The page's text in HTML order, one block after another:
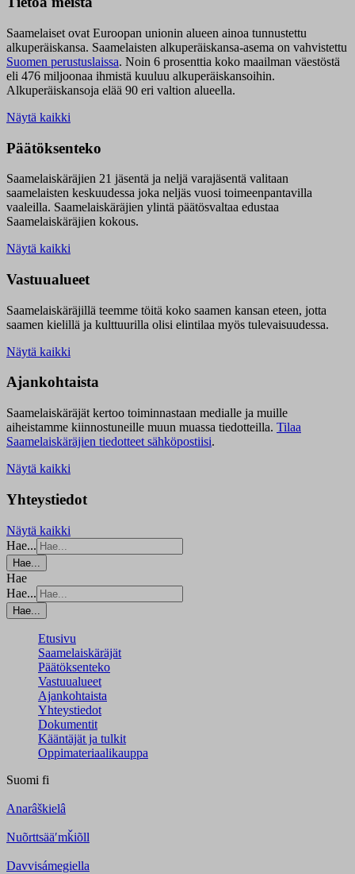
Saamelaiset ovat Euroopan unionin alueen ainoa tunnustettu
alkuperäiskansa. Saamelaisten alkuperäiskansa-asema on vahvistettu
Suomen perustuslaissa. Noin 6 prosenttia koko maailman väestöstä
eli 476 miljoonaa ihmistä kuuluu alkuperäiskansoihin.
Alkuperäiskansoja elää 90 eri valtion alueella.
Näytä kaikki
Päätöksenteko
Saamelaiskäräjien 21 jäsentä ja neljä varajäsentä valitaan
saamelaisten keskuudessa joka neljäs vuosi toimeenpantavilla
vaaleilla. Saamelaiskäräjien ylintä päätösvaltaa edustaa
Saamelaiskäräjien kokous.
Näytä kaikki
Vastuualueet
Saamelaiskäräjillä teemme töitä koko saamen kansan eteen, jotta
saamen kielillä ja kulttuurilla olisi elintilaa myös tulevaisuudessa.
Näytä kaikki
Ajankohtaista
Saamelaiskäräjät kertoo toiminnastaan medialle ja muille
aiheistamme kiinnostuneille muun muassa tiedotteilla. Tilaa
Saamelaiskäräjien tiedotteet sähköpostiisi.
Näytä kaikki
Yhteystiedot
Näytä kaikki
Hae...
Hae...
Hae
Hae...
Hae...
Etusivu
Saamelaiskäräjät
Päätöksenteko
Vastuualueet
Ajankohtaista
Yhteystiedot
Dokumentit
Kääntäjät ja tulkit
Oppimateriaalikauppa
Suomi fi
Anarâškielâ
Nuõrttsääʹmǩiõll
Davvisámegiella